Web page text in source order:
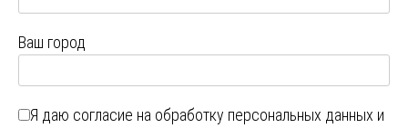
Ваш город
Я даю согласие на обработку персональных данных и